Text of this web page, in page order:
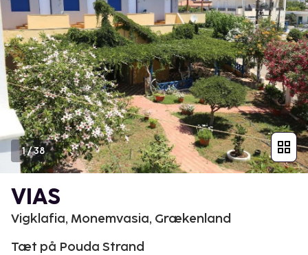
1/38
VIAS
Vigklafia, Monemvasia, Grækenland
Tæt på Pouda Strand